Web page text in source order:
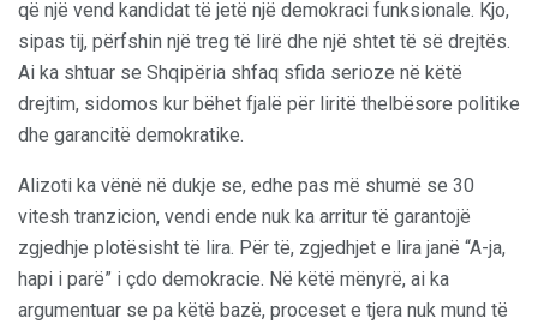
që një vend kandidat të jetë një demokraci funksionale. Kjo,
sipas tij, përfshin një treg të lirë dhe një shtet të së drejtës.
Ai ka shtuar se Shqipëria shfaq sfida serioze në këtë
drejtim, sidomos kur bëhet fjalë për liritë thelbësore politike
dhe garancitë demokratike.
Alizoti ka vënë në dukje se, edhe pas më shumë se 30
vitesh tranzicion, vendi ende nuk ka arritur të garantojë
zgjedhje plotësisht të lira. Për të, zgjedhjet e lira janë “A-ja,
hapi i parë” i çdo demokracie. Në këtë mënyrë, ai ka
argumentuar se pa këtë bazë, proceset e tjera nuk mund të